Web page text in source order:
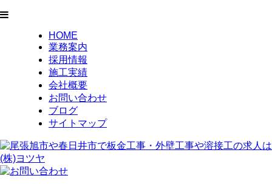
HOME
業務案内
採用情報
施工実績
会社概要
お問い合わせ
ブログ
サイトマップ